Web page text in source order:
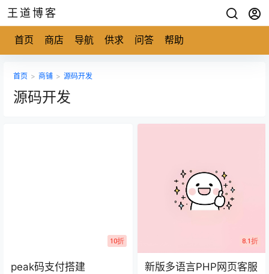
王道博客
首页 商店 导航 供求 问答 帮助
首页 > 商铺 > 源码开发
源码开发
10折
peak码支付搭建
8.1折
新版多语言PHP网页客服